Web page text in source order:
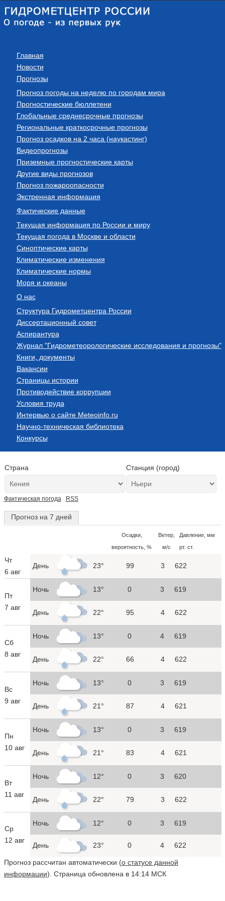
Главная
Новости
Прогнозы
Прогноз погоды на неделю по городам мира
Прогностические бюллетени
Глобальные среднесрочные прогнозы
Региональные краткосрочные прогнозы
Прогноз осадков на 2 часа (наукастинг)
Видеопрогнозы
Приземные прогностические карты
Другие виды прогнозов
Прогноз пожароопасности
Экстренная информация
Фактические данные
Текущая информация по России и миру
Текущая погода в Москве и области
Синоптические карты
Климатические изменения
Климатические нормы
Моря и океаны
О нас
Структура Гидрометцентра России
Диссертационный совет
Аспирантура
Журнал "Гидрометеорологические исследования и прогнозы"
Книги, документы
Вакансии
Страницы истории
Противодействие коррупции
Условия труда
Интервью о сайте Meteoinfo.ru
Научно-техническая библиотека
Конкурсы
Страна Станция (город)
Фактическая погода RSS
Прогноз на 7 дней
Осадки,
вероятность, %
Ветер,
м/с
Давление, мм
рт. ст.
Чт
6 авг
День 23° 99 3 622
Пт
7 авг
Ночь 13° 0 3 619
День 22° 95 4 622
Сб
8 авг
Ночь 13° 0 4 619
День 22° 66 4 622
Вс
9 авг
Ночь 13° 0 3 619
День 21° 87 4 621
Пн
10 авг
Ночь 13° 0 3 619
День 21° 83 4 621
Вт
11 авг
Ночь 12° 0 3 620
День 22° 79 3 622
Ср
12 авг
Ночь 12° 0 3 619
День 23° 0 4 622
Прогноз рассчитан автоматически (о статусе данной
информации). Страница обновлена в 14:14 МСК